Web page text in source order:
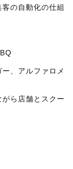
の自動化の仕組
、アルファロメ
ら店舗とスクー